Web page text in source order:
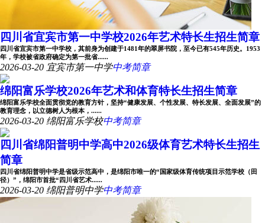
四川省宜宾市第一中学校2026年艺术特长生招生简章
四川省宜宾市第一中学校，其前身为创建于1481年的翠屏书院，至今已有545年历史。1953
年，学校被省政府确定为第一批省......
2026-03-20 宜宾市第一中学中考简章
绵阳富乐学校2026年艺术和体育特长生招生简章
绵阳富乐学校全面贯彻党的教育方针，坚持“健康发展、个性发展、特长发展、全面发展”的
教育理念，以立德树人为根本，......
2026-03-20 绵阳富乐学校中考简章
四川省绵阳普明中学高中2026级体育艺术特长生招生
简章
四川省绵阳普明中学是省级示范高中，是绵阳市唯一的“国家级体育传统项目示范学校（田
径）”，绵阳市首批“四川省艺术......
2026-03-20 绵阳普明中学中考简章